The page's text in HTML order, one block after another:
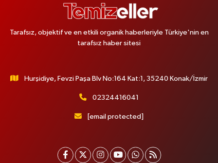
Tarafsız, objektif ve en etkili organik haberleriyle Türkiye'nin en
tarafsız haber sitesi
Hurşidiye, Fevzi Paşa Blv No:164 Kat:1, 35240 Konak/İzmir
02324416041
[email protected]